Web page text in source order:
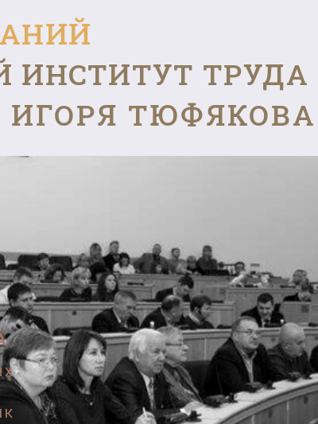
ИНСТИТУТ ТРУДА
ИГОРЯ ТЮФЯКОВА